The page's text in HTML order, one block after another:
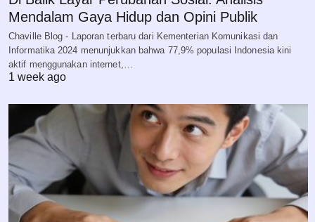
Mendalam Gaya Hidup dan Opini Publik
Chaville Blog - Laporan terbaru dari Kementerian Komunikasi dan
Informatika 2024 menunjukkan bahwa 77,9% populasi Indonesia kini
aktif menggunakan internet,…
1 week ago